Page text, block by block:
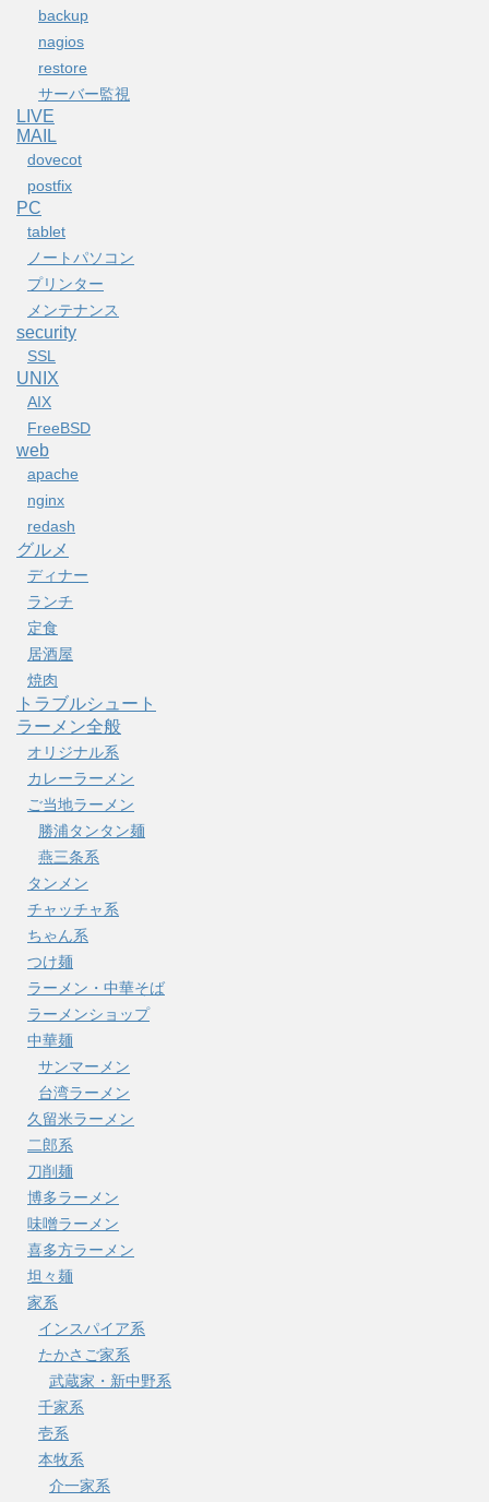
backup
nagios
restore
サーバー監視
LIVE
MAIL
dovecot
postfix
PC
tablet
ノートパソコン
プリンター
メンテナンス
security
SSL
UNIX
AIX
FreeBSD
web
apache
nginx
redash
グルメ
ディナー
ランチ
定食
居酒屋
焼肉
トラブルシュート
ラーメン全般
オリジナル系
カレーラーメン
ご当地ラーメン
勝浦タンタン麺
燕三条系
タンメン
チャッチャ系
ちゃん系
つけ麺
ラーメン・中華そば
ラーメンショップ
中華麺
サンマーメン
台湾ラーメン
久留米ラーメン
二郎系
刀削麺
博多ラーメン
味噌ラーメン
喜多方ラーメン
坦々麺
家系
インスパイア系
たかさご家系
武蔵家・新中野系
千家系
壱系
本牧系
介一家系